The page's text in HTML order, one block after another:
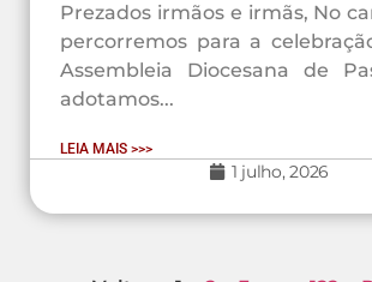
Prezados irmãos e irmãs, No
percorremos para a
Assembleia Diocesana de
adotamos...
LEIA MAIS >>>
1 julho, 2026